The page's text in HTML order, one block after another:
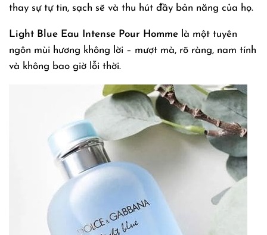
thay sự tự tin, sạch sẽ và thu hút đầy bản năng của họ.
Light Blue Eau Intense Pour Homme là một tuyên
ngôn mùi hương không lời – mượt mà, rõ ràng, nam tính
và không bao giờ lỗi thời.